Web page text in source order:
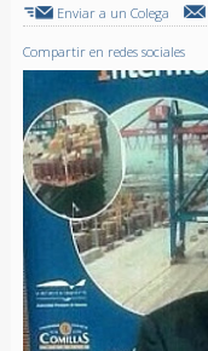
Enviar a un Colega
Compartir en redes sociales